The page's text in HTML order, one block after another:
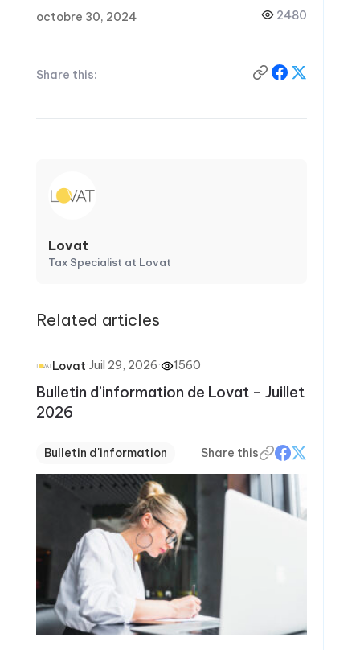
octobre 30, 2024 2480
Share this:
Lovat
Tax Specialist at Lovat
Related articles
Lovat·Juil 29, 2026· 1560
Bulletin d’information de Lovat – Juillet
2026
Bulletin d'information Share this